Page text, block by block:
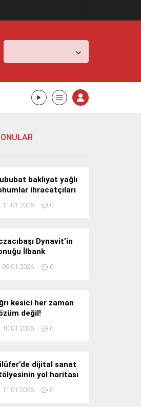
bakliyat yağlı
ihracatçıları
Kore yolcusu
11.01.2026 0
Dynavit’in
İlbank
09.01.2026 0
kesici her zaman
değil!
10.01.2026 0
dijital sanat
yol haritası
11.01.2026 0